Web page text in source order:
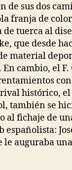
de sus dos
franja de
de tuerca al
que desde
material
cambio, el F.
histórico, el
también se
al fichaje de
españolista:
le auguraba